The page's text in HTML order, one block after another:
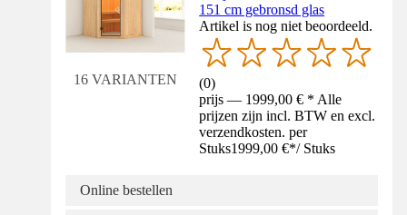
16 VARIANTEN
151 cm gebronsd glas
Artikel is nog niet beoordeeld.
(0)
prijs — 1999,00 € * Alle
prijzen zijn incl. BTW en excl.
verzendkosten. per
Stuks1999,00 €*/ Stuks
Online bestellen